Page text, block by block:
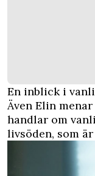
En inblick i
Även Elin
handlar om
livsöden, som